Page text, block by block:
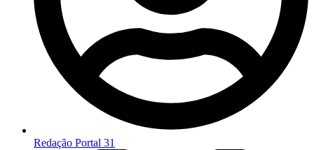
Redação Portal 31